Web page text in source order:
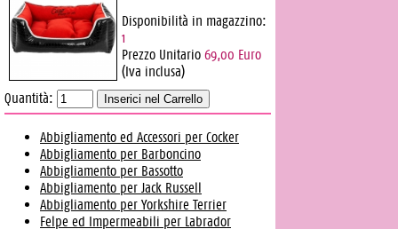
Disponibilità in magazzino:
1
Prezzo Unitario 69,00 Euro
(Iva inclusa)
Quantità:
Abbigliamento ed Accessori per Cocker
Abbigliamento per Barboncino
Abbigliamento per Bassotto
Abbigliamento per Jack Russell
Abbigliamento per Yorkshire Terrier
Felpe ed Impermeabili per Labrador